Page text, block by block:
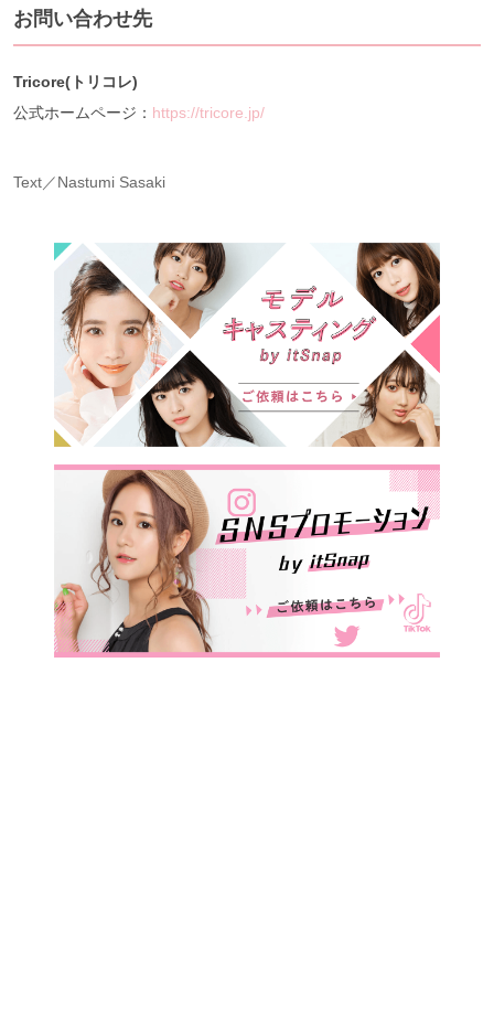
お問い合わせ先
Tricore(トリコレ)
公式ホームページ： https://tricore.jp/
Text／Nastumi Sasaki